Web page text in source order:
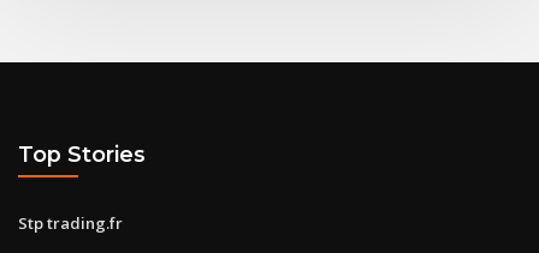
Top Stories
Stp trading.fr